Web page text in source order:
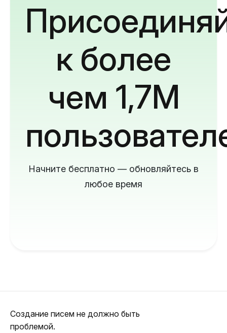
к более
чем 1,7M
Начните бесплатно — обновляйтесь в
любое время
Создание писем не должно быть
проблемой.